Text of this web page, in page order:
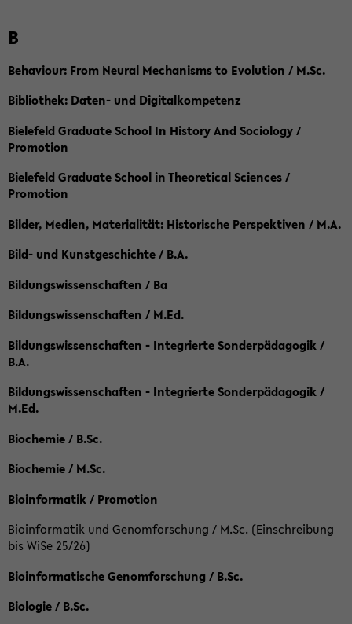
B
Behaviour: From Neural Mechanisms to Evolution / M.Sc.
Bibliothek: Daten- und Digitalkompetenz
Bielefeld Graduate School In History And Sociology /
Promotion
Bielefeld Graduate School in Theoretical Sciences /
Promotion
Bilder, Medien, Materialität: Historische Perspektiven / M.A.
Bild- und Kunstgeschichte / B.A.
Bildungswissenschaften / Ba
Bildungswissenschaften / M.Ed.
Bildungswissenschaften - Integrierte Sonderpädagogik /
B.A.
Bildungswissenschaften - Integrierte Sonderpädagogik /
M.Ed.
Biochemie / B.Sc.
Biochemie / M.Sc.
Bioinformatik / Promotion
Bioinformatik und Genomforschung / M.Sc. (Einschreibung
bis WiSe 25/26)
Bioinformatische Genomforschung / B.Sc.
Biologie / B.Sc.